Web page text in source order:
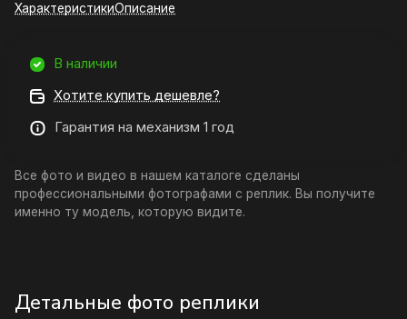
ХарактеристикиОписание
В наличии
Хотите купить дешевле?
Гарантия на механизм 1 год
Все фото и видео в нашем каталоге сделаны
профессиональными фотографами с реплик. Вы получите
именно ту модель, которую видите.
Детальные фото реплики